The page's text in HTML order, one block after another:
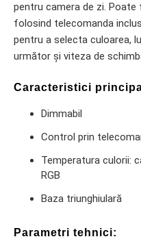
pentru camera de zi.
folosind telecomanda
pentru a selecta culoarea,
următor și viteza de
Caracteristici
Dimmabil
Control prin
Temperatura culorii:
RGB
Baza triunghiulară
Parametri tehnici: